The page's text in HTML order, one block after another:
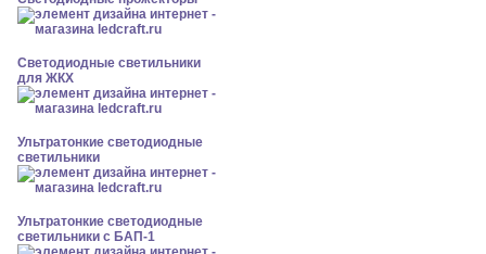
Светодиодные светильники
для ЖКХ
Ультратонкие светодиодные
светильники
Ультратонкие светодиодные
светильники с БАП-1